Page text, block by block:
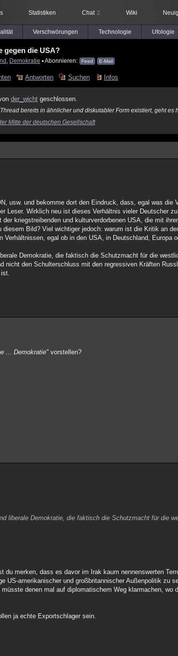
Statistiken Chat 2 Wiki
Verschwörungen Technologie Ufologie
gegen die USA?
Demokratie ▪ Abonnieren: Feed E-Mail
Antworten Suchen Infos
der_wichtgeschlossen.
bereits in ähnlicher und diskutabler Form existiert, geht es
Mitte der deutschen Gesellschaft
usw. und bekomme dort den Eindruck, dass, egal was die
Leser. Wirklich neu ist dieses Verhältnis vieler Deutscher
kriegstreibenden und kulturverdorbenen USA, die mit
Bild? Viel wichtiger jedoch: warum ist die Kritik an
egal ob in den USA, in Deutschland, Europa
Demokratie, die faktisch die Schutzmacht für die
nicht den Schulterschluss mit den regressiven Kräften
... Demokratie" vorstellen?
liberale Demokratie, die faktisch die Schutzmacht für die
merken, dass es davor im Irak kaum nennenswerten
US-amerikanischer und großbritannischer Außenpolitik zu
denen mal auf diplomatischem Weg klarmachen, wo
ja echte Exportschlager sein.